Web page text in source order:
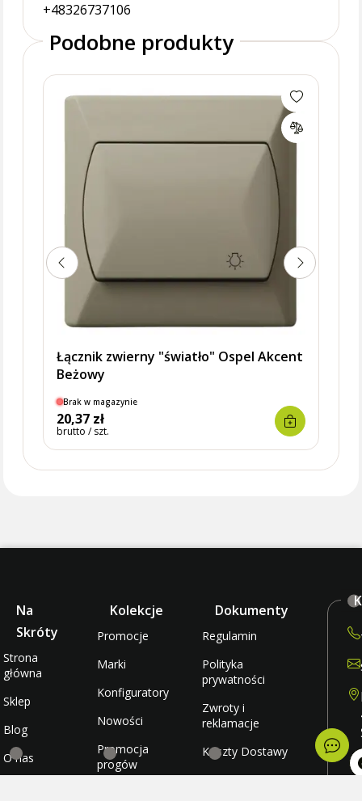
+48326737106
Podobne produkty
Łącznik zwierny "światło" Ospel Akcent
Beżowy
Brak w magazynie
20,37 zł
brutto / szt.
Na
Skróty
Strona
główna
Sklep
Blog
O nas
Kolekcje
Promocje
Marki
Konfiguratory
Nowości
Promocja
progów
rabatowych
Dokumenty
Regulamin
Polityka
prywatności
Zwroty i
reklamacje
Koszty Dostawy
Metody płatności